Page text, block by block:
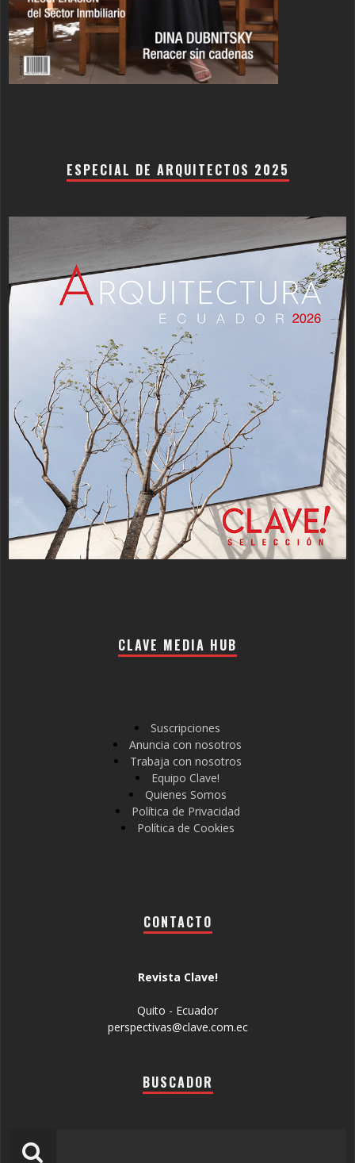
ESPECIAL DE ARQUITECTOS 2025
CLAVE MEDIA HUB
Suscripciones
Anuncia con nosotros
Trabaja con nosotros
Equipo Clave!
Quienes Somos
Política de Privacidad
Política de Cookies
CONTACTO
Revista Clave!
Quito - Ecuador
perspectivas@clave.com.ec
BUSCADOR